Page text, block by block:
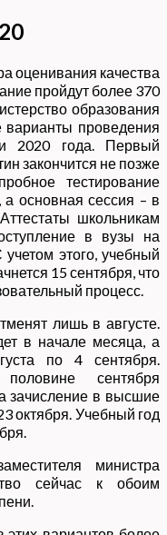
оценивания качества
пройдут более 370
образования
варианты проведения
2020 года. Первый
закончится не позже
тестирование
основная сессия – в
школьникам
в вузы на
этого, учебный
15 сентября, что
процесс.
лишь в августе.
в начале месяца, а
по 4 сентября.
сентября
зачисление в высшие
октября. Учебный год
министра
сейчас к обоим